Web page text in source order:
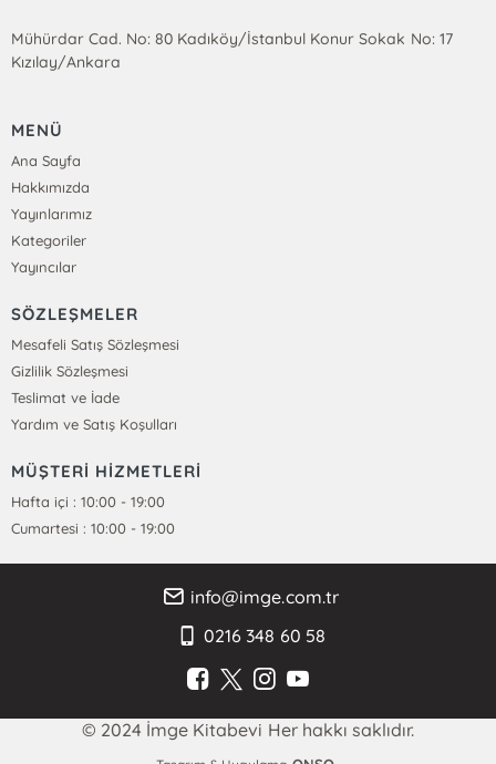
Mühürdar Cad. No: 80 Kadıköy/İstanbul Konur Sokak No: 17
Kızılay/Ankara
MENÜ
Ana Sayfa
Hakkımızda
Yayınlarımız
Kategoriler
Yayıncılar
SÖZLEŞMELER
Mesafeli Satış Sözleşmesi
Gizlilik Sözleşmesi
Teslimat ve İade
Yardım ve Satış Koşulları
MÜŞTERİ HİZMETLERİ
Hafta içi : 10:00 - 19:00
Cumartesi : 10:00 - 19:00
info@imge.com.tr
0216 348 60 58
© 2024 İmge Kitabevi Her hakkı saklıdır.